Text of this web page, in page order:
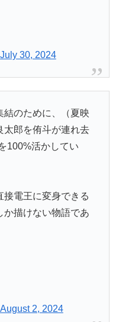
July 30, 2024
結のために、（夏映
太郎を侑斗が連れ去
100%活かしてい
電王に変身できる
か描けない物語であ
August 2, 2024